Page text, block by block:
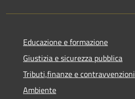
Educazione e formazione
Giustizia e sicurezza pubblica
Tributi,finanze e contravvenzioni
Ambiente